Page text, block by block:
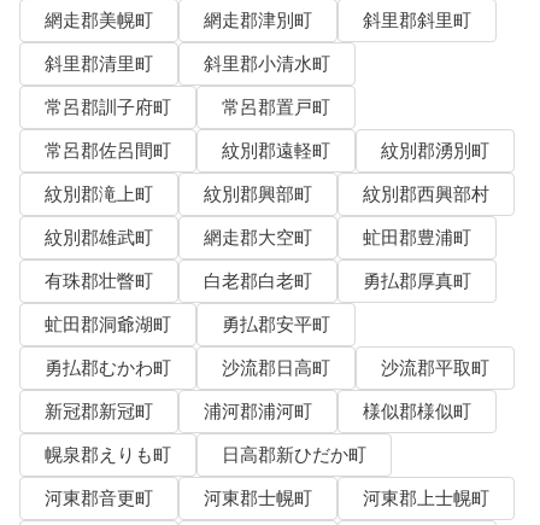
網走郡美幌町
網走郡津別町
斜里郡斜里町
斜里郡清里町
斜里郡小清水町
常呂郡訓子府町
常呂郡置戸町
常呂郡佐呂間町
紋別郡遠軽町
紋別郡湧別町
紋別郡滝上町
紋別郡興部町
紋別郡西興部村
紋別郡雄武町
網走郡大空町
虻田郡豊浦町
有珠郡壮瞥町
白老郡白老町
勇払郡厚真町
虻田郡洞爺湖町
勇払郡安平町
勇払郡むかわ町
沙流郡日高町
沙流郡平取町
新冠郡新冠町
浦河郡浦河町
様似郡様似町
幌泉郡えりも町
日高郡新ひだか町
河東郡音更町
河東郡士幌町
河東郡上士幌町